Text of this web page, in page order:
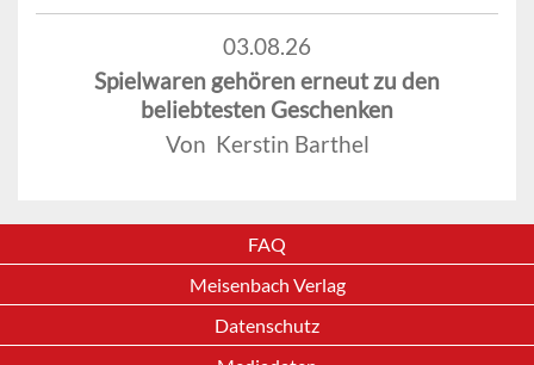
03.08.26
Spielwaren gehören erneut zu den
beliebtesten Geschenken
Von Kerstin Barthel
FAQ
Meisenbach Verlag
Datenschutz